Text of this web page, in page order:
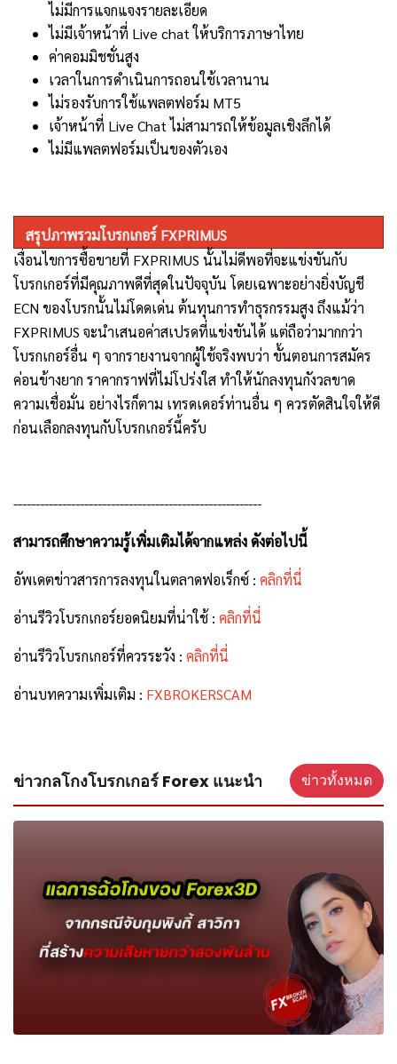
ไม่มีการแจกแจงรายละเอียด
ไม่มีเจ้าหน้าที่ Live chatให้บริการภาษาไทย
ค่าคอมมิชชั่นสูง
เวลาในการดำเนินการถอนใช้เวลานาน
ไม่รองรับการใช้แพลตฟอร์ม MT5
เจ้าหน้าที่ Live Chat ไม่สามารถให้ข้อมูลเชิงลึกได้
ไม่มีแพลตฟอร์มเป็นของตัวเอง
สรุปภาพรวมโบรกเกอร์ FXPRIMUS
เงื่อนไขการซื้อขายที่ FXPRIMUS นั้นไม่ดีพอที่จะแข่งขันกับ
โบรกเกอร์ที่มีคุณภาพดีที่สุดในปัจจุบัน โดยเฉพาะอย่างยิ่งบัญชี
ECN ของโบรกนั้นไม่โดดเด่น ต้นทุนการทำธุรกรรมสูง ถึงแม้ว่า
FXPRIMUS จะนำเสนอค่าสเปรดที่แข่งขันได้ แต่ถือว่ามากกว่า
โบรกเกอร์อื่น ๆ จากรายงานจากผู้ใช้จริงพบว่า ขั้นตอนการสมัคร
ค่อนข้างยาก ราคากราฟที่ไม่โปร่งใส ทำให้นักลงทุนกังวลขาด
ความเชื่อมั่น อย่างไรก็ตาม เทรดเดอร์ท่านอื่น ๆ ควรตัดสินใจให้ดี
ก่อนเลือกลงทุนกับโบรกเกอร์นี้ครับ
--------------------------------------------------------
สามารถศึกษาความรู้เพิ่มเติมได้จากแหล่ง ดังต่อไปนี้
อัพเดตข่าวสารการลงทุนในตลาดฟอเร็กซ์ : คลิกที่นี่
อ่านรีวิวโบรกเกอร์ยอดนิยมที่น่าใช้ : คลิกที่นี่
อ่านรีวิวโบรกเกอร์ที่ควรระวัง : คลิกที่นี่
อ่านบทความเพิ่มเติม : FXBROKERSCAM
ข่าวกลโกงโบรกเกอร์ Forex แนะนำ ข่าวทั้งหมด